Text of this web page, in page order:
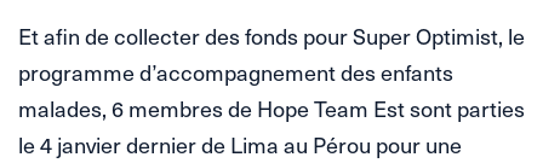
Et afin de collecter des fonds pour Super Optimist, le
programme d’accompagnement des enfants
malades, 6 membres de Hope Team Est sont parties
le 4 janvier dernier de Lima au Pérou pour une